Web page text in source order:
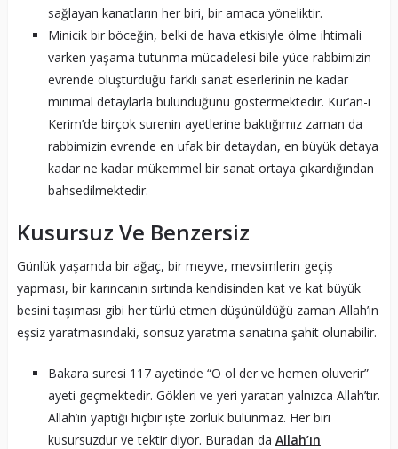
sağlayan kanatların her biri, bir amaca yöneliktir.
Minicik bir böceğin, belki de hava etkisiyle ölme ihtimali
varken yaşama tutunma mücadelesi bile yüce rabbimizin
evrende oluşturduğu farklı sanat eserlerinin ne kadar
minimal detaylarla bulunduğunu göstermektedir. Kur’an-ı
Kerim’de birçok surenin ayetlerine baktığımız zaman da
rabbimizin evrende en ufak bir detaydan, en büyük detaya
kadar ne kadar mükemmel bir sanat ortaya çıkardığından
bahsedilmektedir.
Kusursuz Ve Benzersiz
Günlük yaşamda bir ağaç, bir meyve, mevsimlerin geçiş
yapması, bir karıncanın sırtında kendisinden kat ve kat büyük
besini taşıması gibi her türlü etmen düşünüldüğü zaman Allah’ın
eşsiz yaratmasındaki, sonsuz yaratma sanatına şahit olunabilir.
Bakara suresi 117 ayetinde “O ol der ve hemen oluverir”
ayeti geçmektedir. Gökleri ve yeri yaratan yalnızca Allah’tır.
Allah’ın yaptığı hiçbir işte zorluk bulunmaz. Her biri
kusursuzdur ve tektir diyor. Buradan da Allah’ın